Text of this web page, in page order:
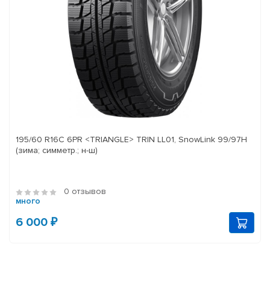
195/60 R16C 6PR <TRIANGLE> TRIN LL01, SnowLink 99/97H
(зима; симметр.; н-ш)
0 отзывов
много
6 000 ₽